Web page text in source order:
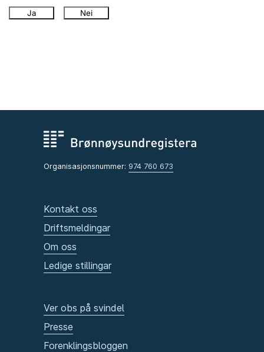
Ja Nei
Organisasjonsnummer: 974 760 673
Kontakt oss
Driftsmeldingar
Om oss
Ledige stillingar
Ver obs på svindel
Presse
Forenklingsbloggen